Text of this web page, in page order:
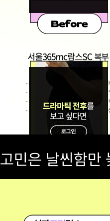
고민은 날씬함만